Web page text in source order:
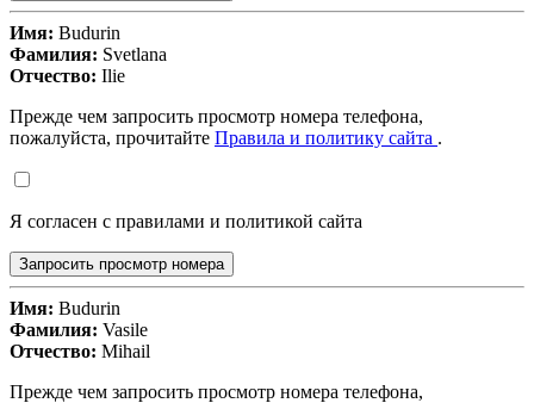
Имя: Budurin
Фамилия: Svetlana
Отчество: Ilie
Прежде чем запросить просмотр номера телефона,
пожалуйста, прочитайте Правила и политику сайта .
Я согласен с правилами и политикой сайта
Запросить просмотр номера
Имя: Budurin
Фамилия: Vasile
Отчество: Mihail
Прежде чем запросить просмотр номера телефона,